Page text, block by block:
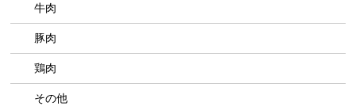
牛肉
豚肉
鶏肉
その他